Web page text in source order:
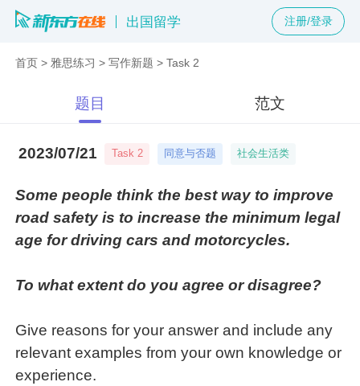
出国留学 注册/登录
首页 >雅思练习 >写作新题 >Task 2
题目 范文
2023/07/21 Task 2 同意与否题 社会生活类
Some people think the best way to improve
road safety is to increase the minimum legal
age for driving cars and motorcycles.
To what extent do you agree or disagree?
Give reasons for your answer and include any
relevant examples from your own knowledge or
experience.